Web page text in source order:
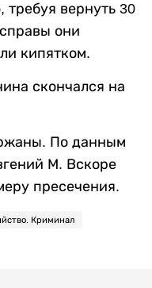
вернуть 30
они
кипятком.
скончался на
По данным
М. Вскоре
пресечения.
Криминал